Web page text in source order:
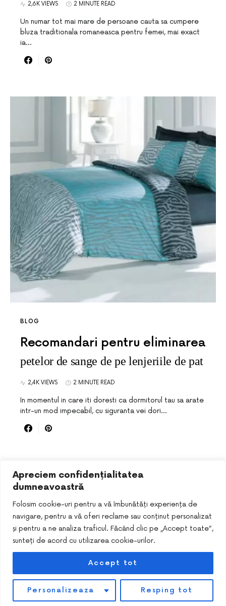
Apreciem confidențialitatea
dumneavoastră
Folosim cookie-uri pentru a vă îmbunătăți experiența de
navigare, pentru a vă oferi reclame sau conținut personalizat
și pentru a ne analiza traficul. Făcând clic pe „Accept toate”,
sunteți de acord cu utilizarea cookie-urilor.
Personalizeaza Resping tot
Accept tot
2,6K VIEWS 2 MINUTE READ
Un numar tot mai mare de persoane cauta sa cumpere
bluza traditionala romaneasca pentru femei, mai exact
ia…
BLOG
Recomandari pentru eliminarea
petelor de sange de pe lenjeriile de pat
2,4K VIEWS 2 MINUTE READ
In momentul in care iti doresti ca dormitorul tau sa arate
intr-un mod impecabil, cu siguranta vei dori…
DESIGNED & DEVELOPED BYSMART SEO PACK